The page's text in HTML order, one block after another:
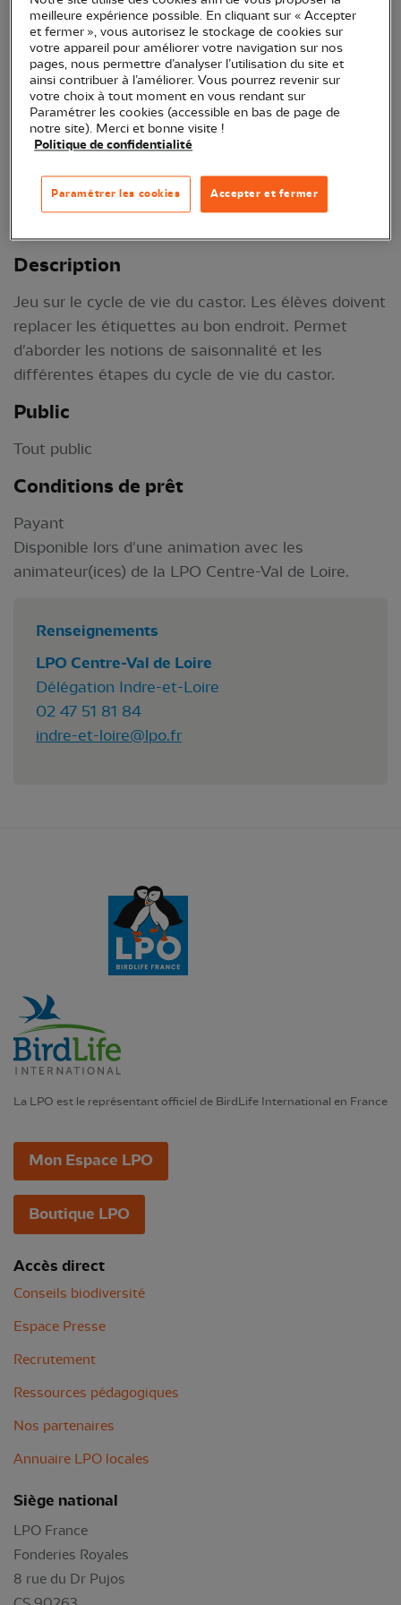
Jeu cycle de vie du castor © LPO Centre-Val de
Description
Jeu sur le cycle de vie du castor. Les élèves doivent
replacer les étiquettes au bon endroit. Permet
d'aborder les notions de saisonnalité et les
différentes étapes du cycle de vie du castor.
Public
Tout public
Conditions de prêt
Payant
Disponible lors d'une animation avec les
animateur(ices) de la LPO Centre-Val de Loire.
Renseignements
LPO Centre-Val de Loire
Délégation Indre-et-Loire
02 47 51 81 84
indre-et-loire@lpo.fr
La LPO est le représentant officiel de BirdLife International en France
Mon Espace LPO
Boutique LPO
Accès direct
Conseils biodiversité
Espace Presse
Recrutement
Ressources pédagogiques
Nos partenaires
Annuaire LPO locales
Siège national
LPO France
Fonderies Royales
8 rue du Dr Pujos
meilleure expérience possible. En cliquant sur « Accepter
et fermer », vous autorisez le stockage de cookies sur
votre appareil pour améliorer votre navigation sur nos
pages, nous permettre d’analyser l’utilisation du site et
ainsi contribuer à l’améliorer. Vous pourrez revenir sur
votre choix à tout moment en vous rendant sur
Paramétrer les cookies (accessible en bas de page de
notre site). Merci et bonne visite !
Politique de confidentialité
Accepter et fermer
Paramétrer les cookies